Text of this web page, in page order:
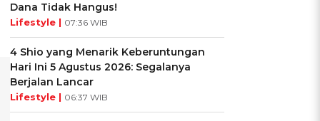
Dana Tidak Hangus!
Lifestyle | 07:36 WIB
4 Shio yang Menarik Keberuntungan
Hari Ini 5 Agustus 2026: Segalanya
Berjalan Lancar
Lifestyle | 06:37 WIB